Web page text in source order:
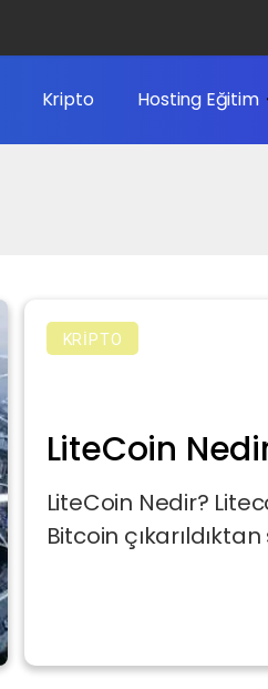
Kripto Hosting Eğitim
KRIPTO
LiteCoin
LiteCoin Nedir?
Bitcoin